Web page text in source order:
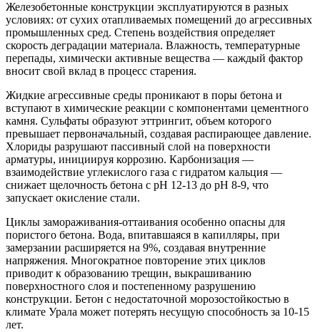
Железобетонные конструкции эксплуатируются в разных
условиях: от сухих отапливаемых помещений до агрессивных
промышленных сред. Степень воздействия определяет
скорость деградации материала. Влажность, температурные
перепады, химически активные вещества — каждый фактор
вносит свой вклад в процесс старения.
Жидкие агрессивные среды проникают в поры бетона и
вступают в химические реакции с компонентами цементного
камня. Сульфаты образуют эттрингит, объем которого
превышает первоначальный, создавая распирающее давление.
Хлориды разрушают пассивный слой на поверхности
арматуры, инициируя коррозию. Карбонизация —
взаимодействие углекислого газа с гидратом кальция —
снижает щелочность бетона с pH 12-13 до pH 8-9, что
запускает окисление стали.
Циклы замораживания-оттаивания особенно опасны для
пористого бетона. Вода, впитавшаяся в капилляры, при
замерзании расширяется на 9%, создавая внутренние
напряжения. Многократное повторение этих циклов
приводит к образованию трещин, выкрашиванию
поверхностного слоя и постепенному разрушению
конструкции. Бетон с недостаточной морозостойкостью в
климате Урала может потерять несущую способность за 10-15
лет.